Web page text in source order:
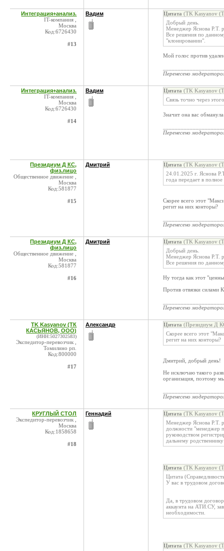
Интеграция+анализ.
IT-компания ,
Москва
Код:6726430
#13
Вадим Цитата (TK Kasyanov
Добрый день.
Менеджер Яснова Р.Т.
Все решения по
"клонировании".
Мой голос против
Перенесено
Интеграция+анализ.
IT-компания ,
Москва
Код:6726430
#14
Вадим Цитата (TK Kasyanov
Связь точно через
Значит она вас
Перенесено
Президиум Д КС,
физ.лицо
Общественное движение ,
Москва
Код:581877
#15
Дмитрий Цитата (TK Kasyanov
24.01.2025 г. Яснова
года передает в
Скорее всего этот
регит на них конторы?
Перенесено
Президиум Д КС,
физ.лицо
Общественное движение ,
Москва
Код:581877
#16
Дмитрий Цитата (TK Kasyanov
Добрый день.
Менеджер Яснова Р.Т.
Все решения по
Ну тогда как этот
Против отвязки силами
Перенесено
TK Kasyanov (ТК
КАСЬЯНОВ, ООО)
(ИНН:5027302583)
Экспедитор-перевозчик ,
Томилино рп.
Код:800000
#17
Александр Цитата (Президиум Д
Скорее всего этот
регит на них конторы?
Дмитрий, добрый день!
Не исключаю такого
организация, поэтому
Перенесено
КРУГЛЫЙ СТОЛ
Экспедитор-перевозчик ,
Москва
Код:1858658
#18
Геннадий Цитата (TK Kasyanov
Менеджер Яснова Р.Т.
должности "менеджер
руководством
дальнему
Цитата (TK Kasyanov
Цитата
У вас в трудовом
Да, в трудовом
аккаунта на АТИ.СУ,
необходимости.
Цитата (TK Kasyanov